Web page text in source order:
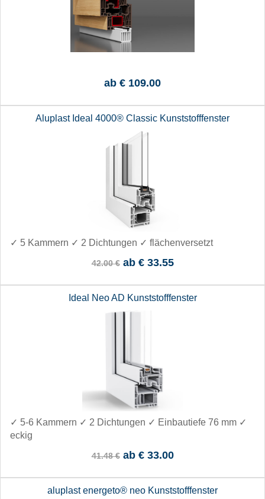
ab € 109.00
Aluplast Ideal 4000® Classic Kunststofffenster
✓ 5 Kammern ✓ 2 Dichtungen ✓ flächenversetzt
42.00 €ab € 33.55
Ideal Neo AD Kunststofffenster
✓ 5-6 Kammern ✓ 2 Dichtungen ✓ Einbautiefe 76 mm ✓
eckig
41.48 €ab € 33.00
aluplast energeto® neo Kunststofffenster